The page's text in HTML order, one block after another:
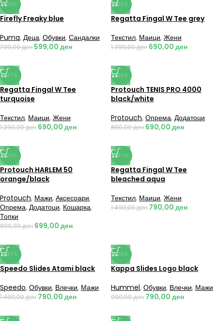
-25%
Firefly Freaky blue
Puma, Деца, Обувки, Сандалки
799,00ден 599,00 ден
-50%
Regatta Fingal W Tee grey
Текстил, Маици, Жени
1.390,00ден 690,00 ден
-47%
Regatta Fingal W Tee
turquoise
Текстил, Маици, Жени
1.290,00ден 690,00 ден
-22%
Protouch TENIS PRO 4000
black/white
Protouch, Опрема, Додатоци
890,00ден 690,00 ден
-22%
Protouch HARLEM 50
orange/black
Protouch, Мажи, Аксесоари,
Опрема, Додатоци, Кошарка,
Топки
899,00ден 699,00 ден
-47%
Regatta Fingal W Tee
bleached aqua
Текстил, Маици, Жени
1.490,00ден 790,00 ден
-47%
Speedo Slides Atami black
Speedo, Обувки, Влечки, Мажи
1.490,00ден 790,00 ден
-20%
Kappa Slides Logo black
Hummel, Обувки, Влечки, Мажи
990,00ден 790,00 ден